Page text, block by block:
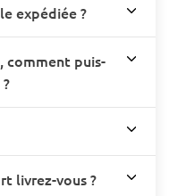
expédiée ?
comment puis-
livrez-vous ?